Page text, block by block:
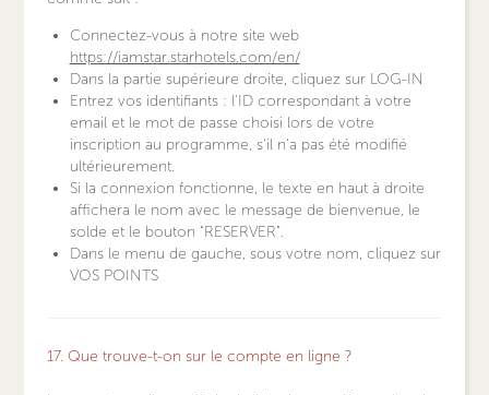
Connectez-vous à notre site web
https://iamstar.starhotels.com/en/
Dans la partie supérieure droite, cliquez sur LOG-IN
Entrez vos identifiants : l'ID correspondant à votre
email et le mot de passe choisi lors de votre
inscription au programme, s'il n'a pas été modifié
ultérieurement.
Si la connexion fonctionne, le texte en haut à droite
affichera le nom avec le message de bienvenue, le
solde et le bouton "RESERVER".
Dans le menu de gauche, sous votre nom, cliquez sur
VOS POINTS
17. Que trouve-t-on sur le compte en ligne ?